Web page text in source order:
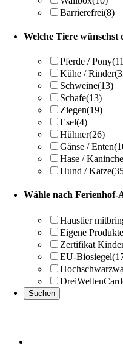
Barrierefrei(8)
Welche Tiere
Pferde / Pony
Kühe / Rinder
Schweine(13)
Schafe(13)
Ziegen(19)
Esel(4)
Hühner(26)
Gänse / Enten
Hase /
Hund / Katze
Wähle nach Ferienhof-
Haustier
Eigene
Zertifikat
EU-Biosiegel
DreiWeltenCard